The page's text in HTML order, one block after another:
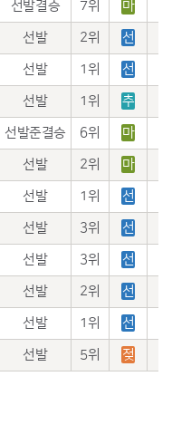
선발결승 7위 마
선발 2위 선
선발 1위 선
선발 1위 추
선발준결승 6위 마
선발 2위 마
선발 1위 선
선발 3위 선
선발 3위 선
선발 2위 선
선발 1위 선
선발 5위 젖